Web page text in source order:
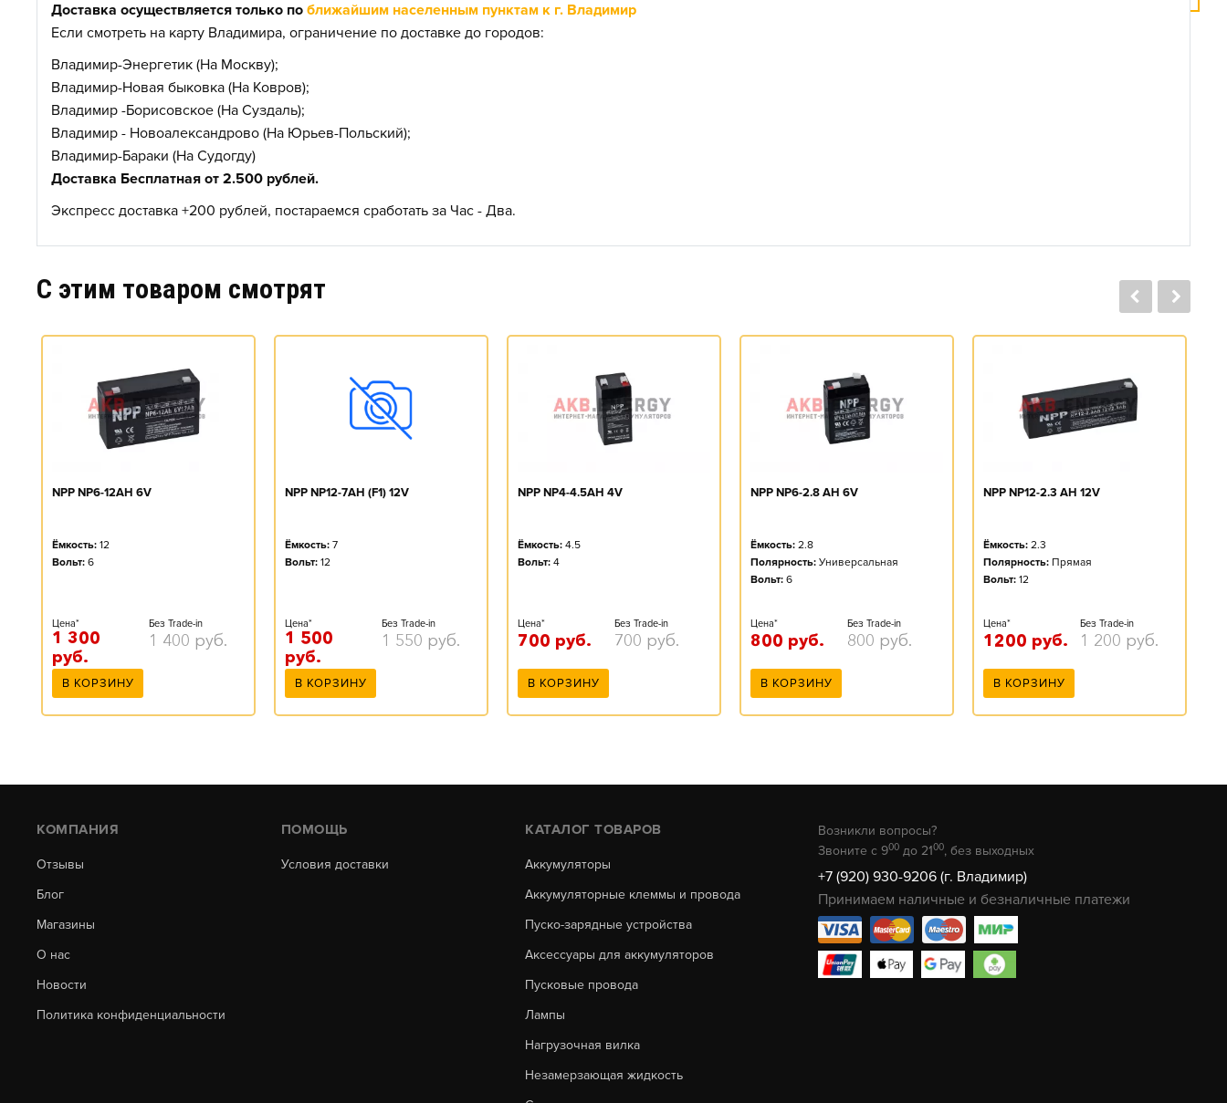
Доставка осуществляется только по ближайшим населенным пунктам к г. Владимир
Если смотреть на карту Владимира, ограничение по доставке до городов:
Владимир-Энергетик (На Москву);
Владимир-Новая быковка (На Ковров);
Владимир -Борисовское (На Суздаль);
Владимир - Новоалександрово (На Юрьев-Польский);
Владимир-Бараки (На Судогду)
Доставка Бесплатная от 2.500 рублей.
Экспресс доставка +200 рублей, постараемся сработать за Час - Два.
C этим товаром смотрят
NPP NP6-12AH 6V
Ёмкость: 12
Вольт: 6
Цена*
1 300
руб.
Без Trade-in
1 400 руб.
В КОРЗИНУ
NPP NP12-7AH (F1) 12V
Ёмкость: 7
Вольт: 12
Цена*
1 500
руб.
Без Trade-in
1 550 руб.
В КОРЗИНУ
NPP NP4-4.5AH 4V
Ёмкость: 4.5
Вольт: 4
Цена*
700 руб.
Без Trade-in
700 руб.
В КОРЗИНУ
NPP NP6-2.8 AH 6V
Ёмкость: 2.8
Полярность: Универсальная
Вольт: 6
Цена*
800 руб.
Без Trade-in
800 руб.
В КОРЗИНУ
NPP NP12-2.3 AH 12V
Ёмкость: 2.3
Полярность: Прямая
Вольт: 12
Цена*
1200 руб.
Без Trade-in
1 200 руб.
В КОРЗИНУ
КОМПАНИЯ
Отзывы
Блог
Магазины
О нас
Новости
Политика конфиденциальности
ПОМОЩЬ
Условия доставки
КАТАЛОГ ТОВАРОВ
Аккумуляторы
Аккумуляторные клеммы и провода
Пуско-зарядные устройства
Аксессуары для аккумуляторов
Пусковые провода
Лампы
Нагрузочная вилка
Незамерзающая жидкость
Возникли вопросы?
Звоните с 900 до 2100, без выходных
+7 (920) 930-9206 (г. Владимир)
Принимаем наличные и безналичные платежи